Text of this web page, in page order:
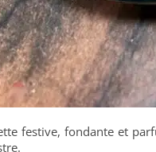
festive, fondante et